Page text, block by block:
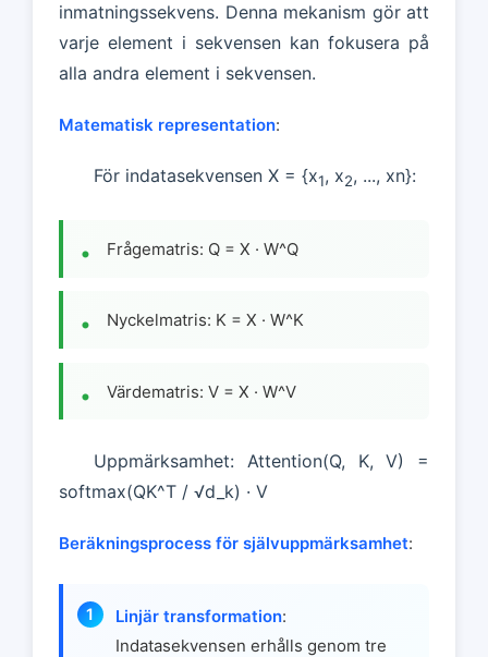
inmatningssekvens. Denna mekanism gör att
varje element i sekvensen kan fokusera på
alla andra element i sekvensen.
Matematisk representation:
För indatasekvensen X = {x1, x2, ..., xn}:
Frågematris: Q = X · W^Q
Nyckelmatris: K = X · W^K
Värdematris: V = X · W^V
Uppmärksamhet: Attention(Q, K, V) =
softmax(QK^T / √d_k) · V
Beräkningsprocess för självuppmärksamhet:
Linjär transformation:
Indatasekvensen erhålls genom tre